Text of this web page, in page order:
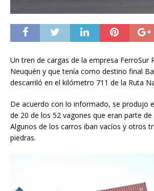
Un tren de cargas de la empresa FerroSur
Neuquén y que tenía como destino final
descarriló en el kilómetro 711 de la Ruta
De acuerdo con lo informado, se produjo
de 20 de los 52 vagones que eran parte
Algunos de los carros iban vacíos y otros
piedras.